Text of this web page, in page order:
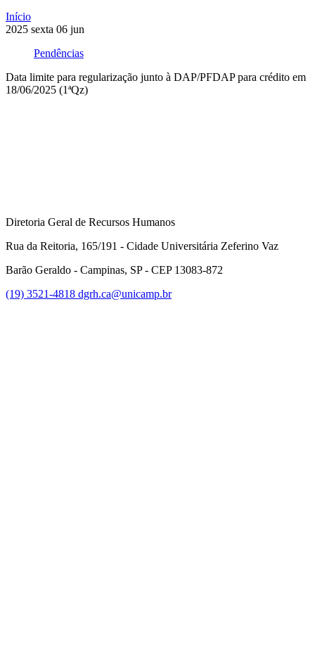
Início
2025 sexta 06 jun
Pendências
Data limite para regularização junto à DAP/PFDAP para crédito em
18/06/2025 (1ªQz)
Diretoria Geral de Recursos Humanos
Rua da Reitoria, 165/191 - Cidade Universitária Zeferino Vaz
Barão Geraldo - Campinas, SP - CEP 13083-872
(19) 3521-4818 dgrh.ca@unicamp.br